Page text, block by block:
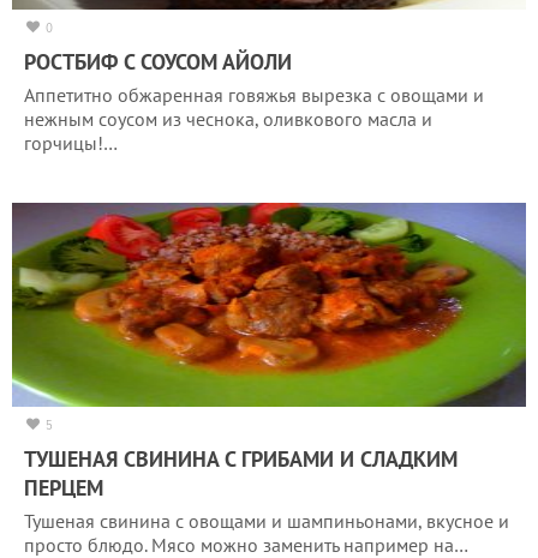
0
РОСТБИФ С СОУСОМ АЙОЛИ
Аппетитно обжаренная говяжья вырезка с овощами и
нежным соусом из чеснока, оливкового масла и
горчицы!…
5
ТУШЕНАЯ СВИНИНА С ГРИБАМИ И СЛАДКИМ
ПЕРЦЕМ
Тушеная свинина с овощами и шампиньонами, вкусное и
просто блюдо. Мясо можно заменить например на…